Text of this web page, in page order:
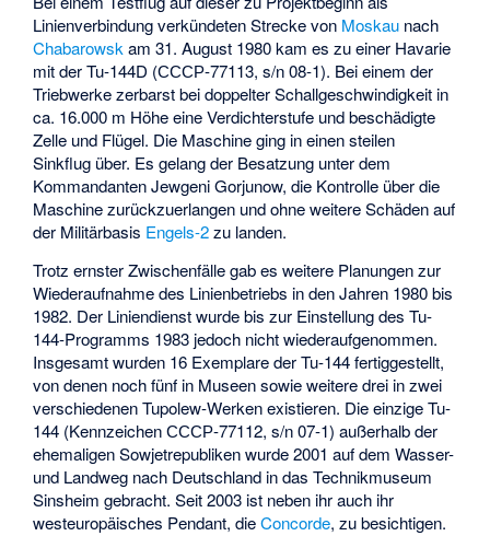
Linienverbindung verkündeten Strecke von Moskau nach
Chabarowskam 31. August 1980 kam es zu einer Havarie
mit der Tu-144D (СССР-77113, s/n 08-1). Bei einem der
Triebwerke zerbarst bei doppelter Schallgeschwindigkeit in
ca. 16.000 m Höhe eine Verdichterstufe und beschädigte
Zelle und Flügel. Die Maschine ging in einen steilen
Sinkflug über. Es gelang der Besatzung unter dem
Kommandanten Jewgeni Gorjunow, die Kontrolle über die
Maschine zurückzuerlangen und ohne weitere Schäden auf
der Militärbasis Engels-2zu landen.
Trotz ernster Zwischenfälle gab es weitere Planungen zur
Wiederaufnahme des Linienbetriebs in den Jahren 1980 bis
1982. Der Liniendienst wurde bis zur Einstellung des Tu-
144-Programms 1983 jedoch nicht wiederaufgenommen.
Insgesamt wurden 16 Exemplare der Tu-144 fertiggestellt,
von denen noch fünf in Museen sowie weitere drei in zwei
verschiedenen Tupolew-Werken existieren. Die einzige Tu-
144 (Kennzeichen СССР-77112, s/n 07-1) außerhalb der
ehemaligen Sowjetrepubliken wurde 2001 auf dem Wasser-
und Landweg nach Deutschland in dasTechnikmuseum
Sinsheim gebracht. Seit 2003 ist neben ihr auch ihr
westeuropäisches Pendant, dieConcorde, zu besichtigen.